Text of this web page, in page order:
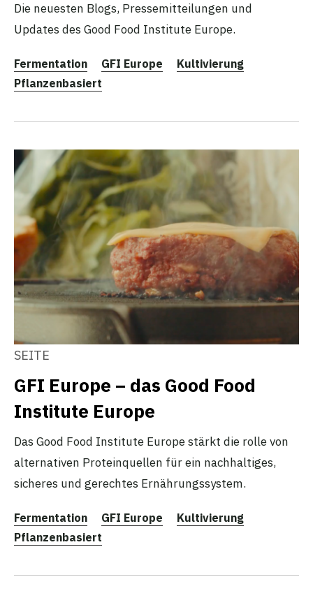
Die neuesten Blogs, Pressemitteilungen und
Updates des Good Food Institute Europe.
Fermentation GFI Europe
Kultivierung
Pflanzenbasiert
SEITE
GFI Europe – das Good Food
Institute Europe
Das Good Food Institute Europe stärkt die rolle von
alternativen Proteinquellen für ein nachhaltiges,
sicheres und gerechtes Ernährungssystem.
Fermentation GFI Europe
Kultivierung
Pflanzenbasiert